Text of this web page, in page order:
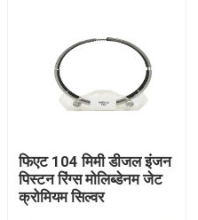
फिएट 104 मिमी डीजल इंजन
पिस्टन रिंग्स मोलिब्डेनम जेट
क्रोमियम सिल्वर